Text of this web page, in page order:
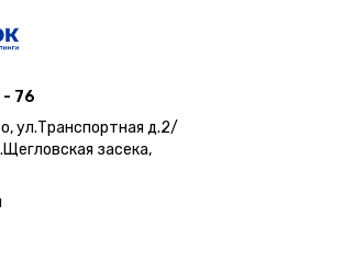
- 76
ул.Транспортная д.2/
засека,